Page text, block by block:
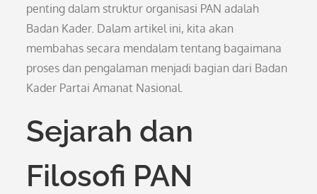
penting dalam struktur organisasi PAN adalah
Badan Kader. Dalam artikel ini, kita akan
membahas secara mendalam tentang bagaimana
proses dan pengalaman menjadi bagian dari Badan
Kader Partai Amanat Nasional.
Sejarah dan
Filosofi PAN